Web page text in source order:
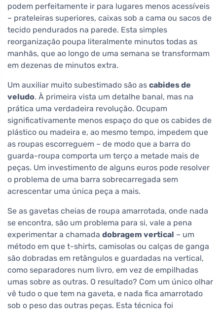
podem perfeitamente ir para lugares menos acessíveis
– prateleiras superiores, caixas sob a cama ou sacos de
tecido pendurados na parede. Esta simples
reorganização poupa literalmente minutos todas as
manhãs, que ao longo de uma semana se transformam
em dezenas de minutos extra.
Um auxiliar muito subestimado são as cabides de
veludo. À primeira vista um detalhe banal, mas na
prática uma verdadeira revolução. Ocupam
significativamente menos espaço do que os cabides de
plástico ou madeira e, ao mesmo tempo, impedem que
as roupas escorreguem – de modo que a barra do
guarda-roupa comporta um terço a metade mais de
peças. Um investimento de alguns euros pode resolver
o problema de uma barra sobrecarregada sem
acrescentar uma única peça a mais.
Se as gavetas cheias de roupa amarrotada, onde nada
se encontra, são um problema para si, vale a pena
experimentar a chamada dobragem vertical – um
método em que t-shirts, camisolas ou calças de ganga
são dobradas em retângulos e guardadas na vertical,
como separadores num livro, em vez de empilhadas
umas sobre as outras. O resultado? Com um único olhar
vê tudo o que tem na gaveta, e nada fica amarrotado
sob o peso das outras peças. Esta técnica foi